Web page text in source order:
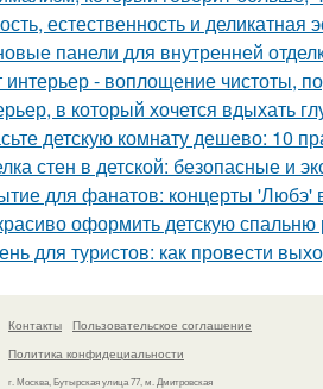
естественность и
панели для внутренней
интерьер - воплощение чистоты,
в который хочется вдыхать
детскую комнату дешево: 10
стен в детской: безопасные и
для фанатов: концерты 'Любэ'
оформить детскую спальню
для туристов: как провести
Контакты
Пользовательское соглашение
Политика конфидециальности
г. Москва, Бутырская улица 77, м. Дмитровская